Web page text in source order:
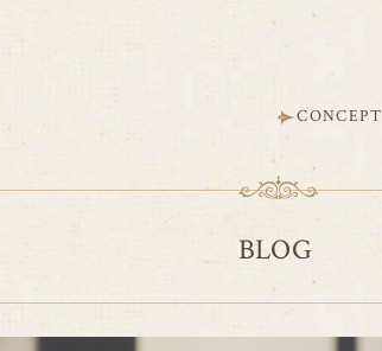
CONCEPT
BLOG